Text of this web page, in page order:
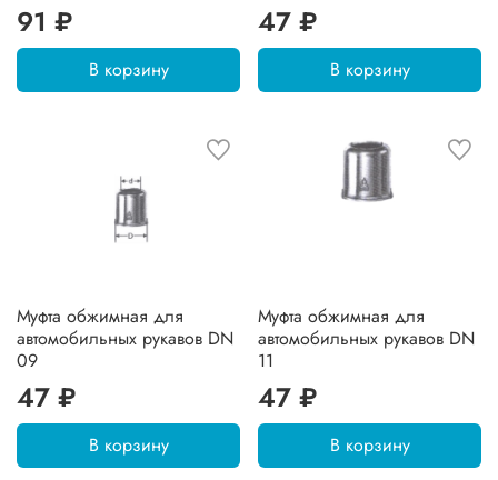
91 ₽
В корзину
47 ₽
В корзину
Муфта обжимная для
автомобильных рукавов DN
09
47 ₽
В корзину
Муфта обжимная для
автомобильных рукавов DN
11
47 ₽
В корзину